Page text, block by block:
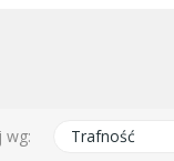
wg: Trafność